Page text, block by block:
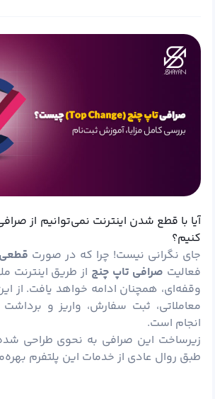
آیا با قطع شدن اینترنت نمی‌توانیم از
کنیم؟
جای نگرانی نیست! چرا که در صورت قطعی
فعالیت صرافی تاپ چنج از طریق اینترنت
وقفه‌ای، همچنان ادامه خواهد یافت. از
معاملاتی، ثبت سفارش، واریز و
انجام است.
زیرساخت این صرافی به نحوی طراحی شده
طبق روال عادی از خدمات این پلتفرم